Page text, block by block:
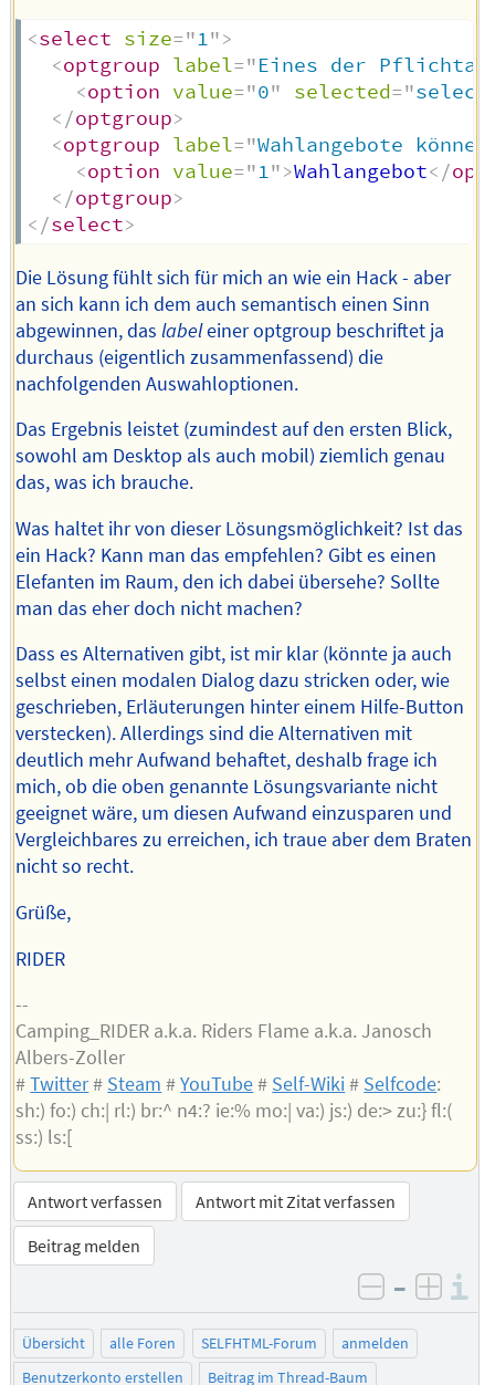
<select size="1">
<optgroup label="Eines der
<option value="0" selected="
</optgroup>
<optgroup label="Wahlangebote
<option value="1">Wahlangebot</
</optgroup>
</select>
Die Lösung fühlt sich für mich an wie ein Hack - aber
an sich kann ich dem auch semantisch einen Sinn
abgewinnen, daslabeleiner optgroup beschriftet ja
durchaus (eigentlich zusammenfassend) die
nachfolgenden Auswahloptionen.
Das Ergebnis leistet (zumindest auf den ersten Blick,
sowohl am Desktop als auch mobil) ziemlich genau
das, was ich brauche.
Was haltet ihr von dieser Lösungsmöglichkeit? Ist das
ein Hack? Kann man das empfehlen? Gibt es einen
Elefanten im Raum, den ich dabei übersehe? Sollte
man das eher doch nicht machen?
Dass es Alternativen gibt, ist mir klar (könnte ja auch
selbst einen modalen Dialog dazu stricken oder, wie
geschrieben, Erläuterungen hinter einem Hilfe-Button
verstecken). Allerdings sind die Alternativen mit
deutlich mehr Aufwand behaftet, deshalb frage ich
mich, ob die oben genannte Lösungsvariante nicht
geeignet wäre, um diesen Aufwand einzusparen und
Vergleichbares zu erreichen, ich traue aber dem Braten
nicht so recht.
Grüße,
RIDER
--
Camping_RIDER a.k.a. Riders Flame a.k.a. Janosch
Albers-Zoller
#Twitter# Steam #YouTube# Self-Wiki# Selfcode:
sh:) fo:) ch:| rl:) br:^ n4:? ie:% mo:| va:) js:) de:> zu:} fl:(
ss:) ls:[
Antwort verfassen
Antwort mit Zitat verfassen
Beitrag melden
negativ
–
Übersicht alle Foren SELFHTML-Forum
anmelden
Benutzerkonto erstellen
Beitrag im Thread-Baum